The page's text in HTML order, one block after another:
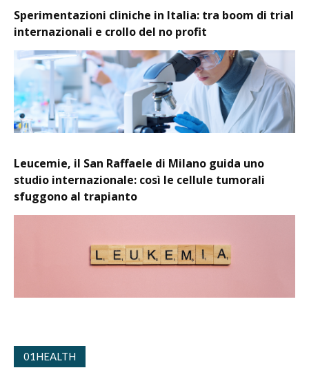
Sperimentazioni cliniche in Italia: tra boom di trial
internazionali e crollo del no profit
Leucemie, il San Raffaele di Milano guida uno
studio internazionale: così le cellule tumorali
sfuggono al trapianto
01HEALTH